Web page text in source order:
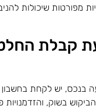
מפורטות שיכולות
קבלת
יש לקחת בחשבון
בשוק, והזדמנויות